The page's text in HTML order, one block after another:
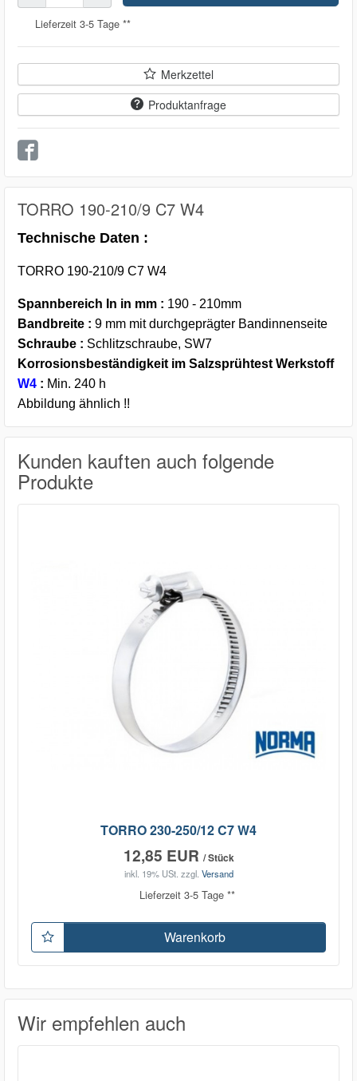
Lieferzeit 3-5 Tage **
Merkzettel
Produktanfrage
TORRO 190-210/9 C7 W4
Technische Daten :
TORRO 190-210/9 C7 W4
Spannbereich In in mm : 190 - 210mm
Bandbreite : 9 mm mit durchgeprägter Bandinnenseite
Schraube : Schlitzschraube, SW7
Korrosionsbeständigkeit im Salzsprühtest Werkstoff
W4 : Min. 240 h
Abbildung ähnlich !!
Kunden kauften auch folgende
Produkte
TORRO 230-250/12 C7 W4
12,85 EUR / Stück
inkl. 19% USt. zzgl. Versand
Lieferzeit 3-5 Tage **
Warenkorb
Wir empfehlen auch